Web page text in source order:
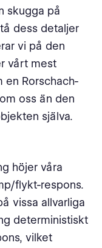
skugga på
dess detaljer
vi på den
vårt mest
en Rorschach-
oss än den
själva.
höjer våra
flykt-respons.
vissa allvarliga
deterministiskt
vilket